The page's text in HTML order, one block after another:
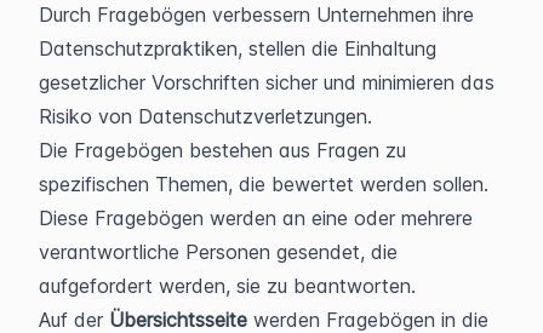
Durch Fragebögen verbessern Unternehmen ihre
Datenschutzpraktiken, stellen die Einhaltung
gesetzlicher Vorschriften sicher und minimieren das
Risiko von Datenschutzverletzungen.
Die Fragebögen bestehen aus Fragen zu
spezifischen Themen, die bewertet werden sollen.
Diese Fragebögen werden an eine oder mehrere
verantwortliche Personen gesendet, die
aufgefordert werden, sie zu beantworten.
Auf der Übersichtsseite werden Fragebögen in die